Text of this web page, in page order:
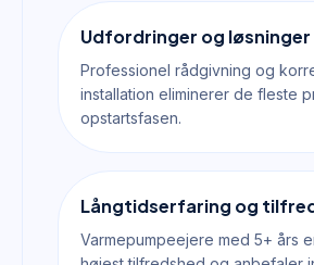
Udfordringer og løsninger
Professionel rådgivning og
installation eliminerer de fleste
opstartsfasen.
Långtidserfaring og
Varmepumpeejere med 5+ års